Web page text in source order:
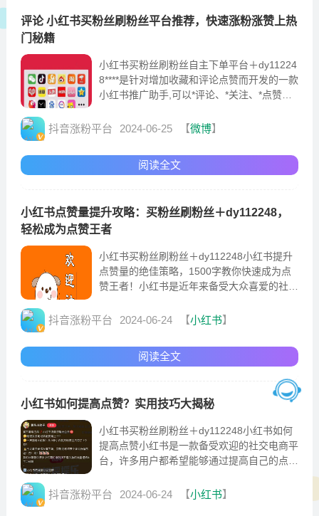
评论 小红书买粉丝刷粉丝平台推荐，快速涨粉涨赞上热
门秘籍
小红书买粉丝刷粉丝自主下单平台＋dy11224
8****是针对增加收藏和评论点赞而开发的一款
小红书推广助手,可以*评论、*关注、*点赞、*
抖音涨粉平台 2024-06-25 【微博】
阅读全文
小红书点赞量提升攻略：买粉丝刷粉丝＋dy112248，
轻松成为点赞王者
小红书买粉丝刷粉丝＋dy112248小红书提升
点赞量的绝佳策略，1500字教你快速成为点
赞王者！小红书是近年来备受大众喜爱的社交
和创作
抖音涨粉平台 2024-06-24 【小红书】
阅读全文
小红书如何提高点赞？实用技巧大揭秘
小红书买粉丝刷粉丝＋dy112248小红书如何
提高点赞小红书是一款备受欢迎的社交电商平
台，许多用户都希望能够通过提高自己的点赞
提高
抖音涨粉平台 2024-06-24 【小红书】